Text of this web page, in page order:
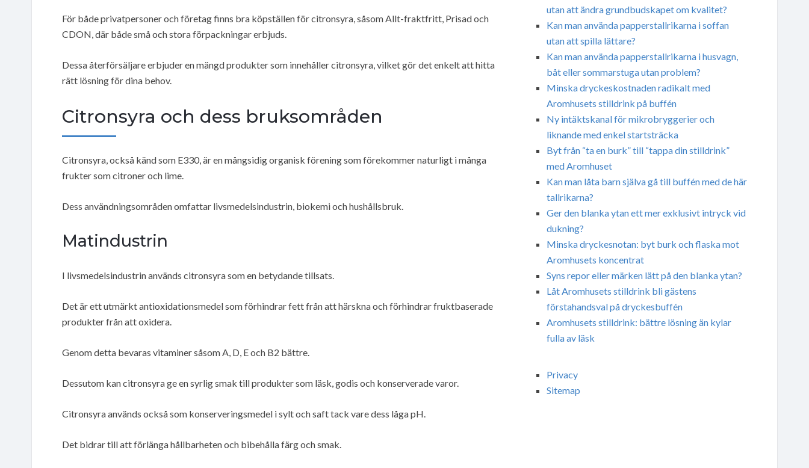
För både privatpersoner och företag finns bra köpställen för citronsyra, såsom Allt-fraktfritt, Prisad och
CDON, där både små och stora förpackningar erbjuds.
Dessa återförsäljare erbjuder en mängd produkter som innehåller citronsyra, vilket gör det enkelt att hitta
rätt lösning för dina behov.
Citronsyra och dess bruksområden
Citronsyra, också känd som E330, är en mångsidig organisk förening som förekommer naturligt i många
frukter som citroner och lime.
Dess användningsområden omfattar livsmedelsindustrin, biokemi och hushållsbruk.
Matindustrin
I livsmedelsindustrin används citronsyra som en betydande tillsats.
Det är ett utmärkt antioxidationsmedel som förhindrar fett från att härskna och förhindrar fruktbaserade
produkter från att oxidera.
Genom detta bevaras vitaminer såsom A, D, E och B2 bättre.
Dessutom kan citronsyra ge en syrlig smak till produkter som läsk, godis och konserverade varor.
Citronsyra används också som konserveringsmedel i sylt och saft tack vare dess låga pH.
Det bidrar till att förlänga hållbarheten och bibehålla färg och smak.
utan att ändra grundbudskapet om kvalitet?
Kan man använda papperstallrikarna i soffan
utan att spilla lättare?
Kan man använda papperstallrikarna i husvagn,
båt eller sommarstuga utan problem?
Minska dryckeskostnaden radikalt med
Aromhusets stilldrink på buffén
Ny intäktskanal för mikrobryggerier och
liknande med enkel startsträcka
Byt från “ta en burk” till “tappa din stilldrink”
med Aromhuset
Kan man låta barn själva gå till buffén med de här
tallrikarna?
Ger den blanka ytan ett mer exklusivt intryck vid
dukning?
Minska dryckesnotan: byt burk och flaska mot
Aromhusets koncentrat
Syns repor eller märken lätt på den blanka ytan?
Låt Aromhusets stilldrink bli gästens
förstahandsval på dryckesbuffén
Aromhusets stilldrink: bättre lösning än kylar
fulla av läsk
Privacy
Sitemap